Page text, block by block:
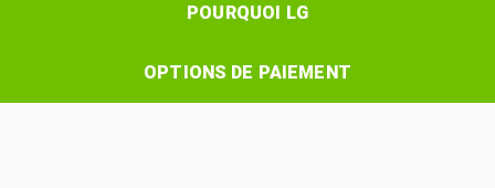
POURQUOI LG
OPTIONS DE PAIEMENT